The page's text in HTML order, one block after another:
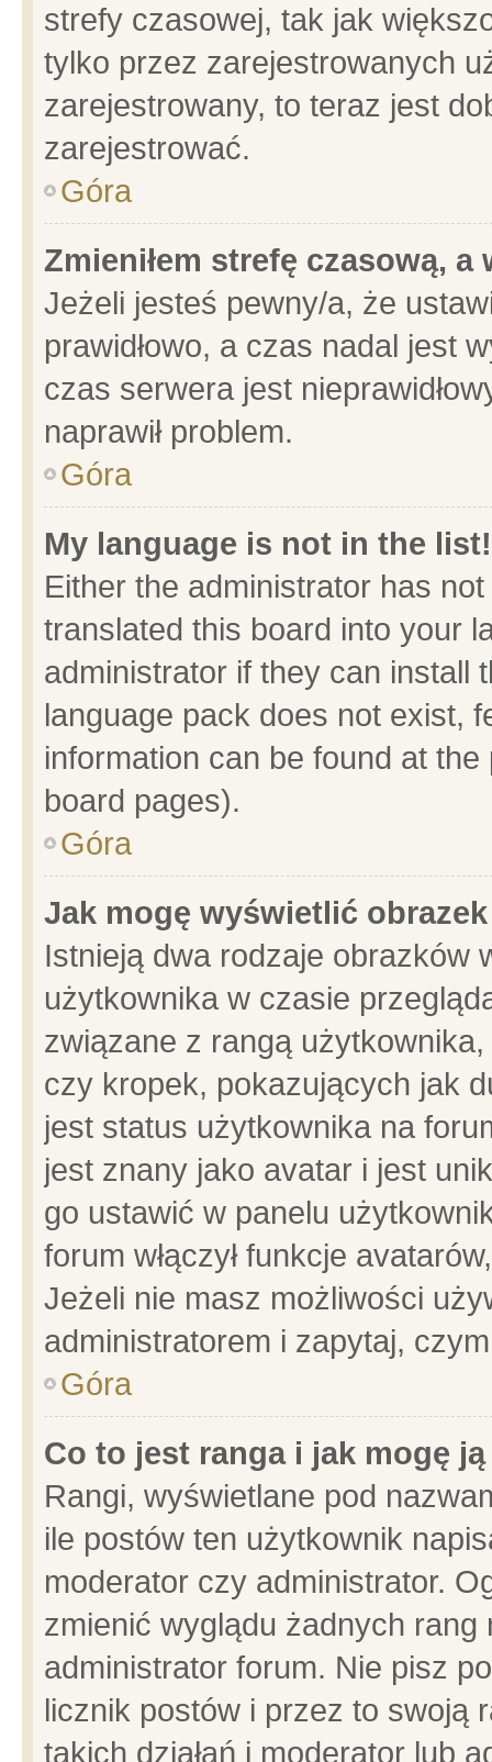
strefy czasowej, tak jak
tylko przez zarejestrowanych
zarejestrowany, to teraz jest
zarejestrować.
Góra
Zmieniłem strefę czasową,
Jeżeli jesteś pewny/a, że
prawidłowo, a czas nadal jest
czas serwera jest
naprawił problem.
Góra
My language is not in the list!
Either the administrator has
translated this board into your
administrator if they can install
language pack does not exist,
information can be found at
board pages).
Góra
Jak mogę wyświetlić
Istnieją dwa rodzaje obrazków
użytkownika w czasie
związane z rangą
czy kropek, pokazujących jak
jest status użytkownika na
jest znany jako avatar i jest
go ustawić w panelu
forum włączył funkcje
Jeżeli nie masz możliwości
administratorem i zapytaj,
Góra
Co to jest ranga i jak mogę
Rangi, wyświetlane pod
ile postów ten użytkownik
moderator czy administrator.
zmienić wyglądu żadnych
administrator forum. Nie pisz
licznik postów i przez to swoją
takich działań i moderator lub